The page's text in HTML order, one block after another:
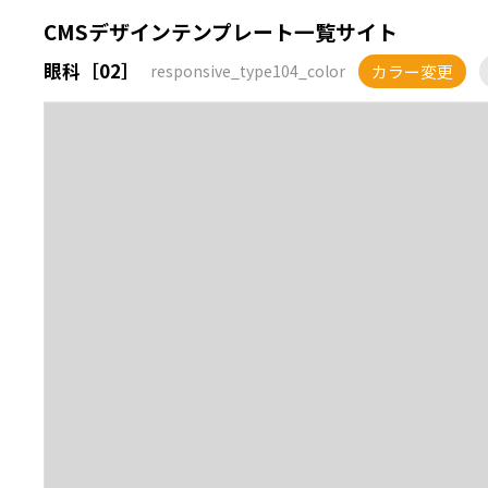
CMSデザインテンプレート一覧サイト
眼科［02］ responsive_type104_color カラー変更